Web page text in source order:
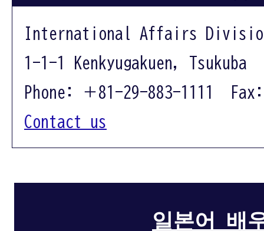
International Affairs
1-1-1 Kenkyugakuen, Tsukuba
Phone: ＋81-29-883-1111
Contact us
일본어 배